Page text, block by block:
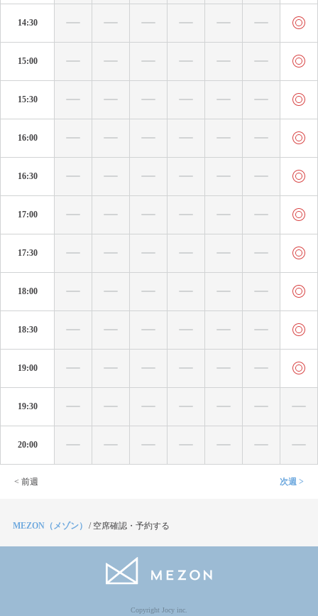
14:30
15:00
15:30
16:00
16:30
17:00
17:30
18:00
18:30
19:00
19:30
20:00
< 前週 次週 >
MEZON（メゾン） / 空席確認・予約する
Copyright Jocy inc.